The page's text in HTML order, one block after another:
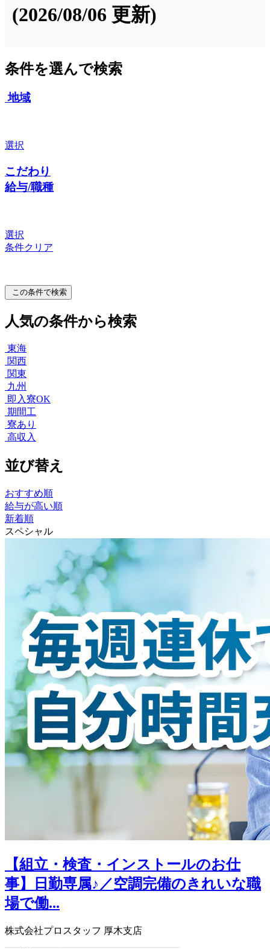
(2026/08/06 更新)
条件を選んで検索
地域
選択
こだわり
給与/職種
選択
条件クリア
この条件で検索
人気の条件から検索
東海
関西
関東
九州
即入寮OK
期間工
寮あり
高収入
並び替え
おすすめ順
給与が高い順
新着順
スペシャル
【組立・検査・インストールのお仕
事】日勤専属♪／空調完備のきれいな職
場で働...
株式会社プロスタッフ 厚木支店